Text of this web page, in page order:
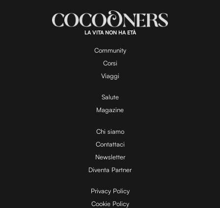
a
y
V
i
d
e
:
1
0
0
.
0
LA VITA NON HA ETÀ
Community
Corsi
Viaggi
Salute
Magazine
Chi siamo
Contattaci
Newsletter
Diventa Partner
Privacy Policy
Cookie Policy